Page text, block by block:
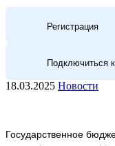
Регистрация
Подключиться
18.03.2025 Новости
Государственное